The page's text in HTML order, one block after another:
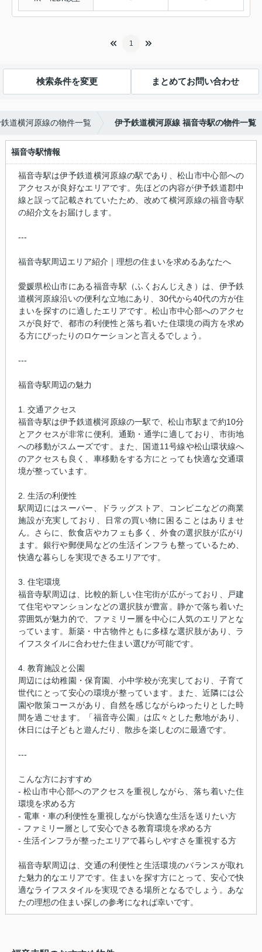
1
検索条件を変更 まとめてお問い合わせ
道横河原線の物件一覧 伊予鉄道横河原線 福音寺駅の物件一覧
福音寺駅情報
福音寺駅は伊予鉄道横河原線の駅であり、松山市中心部への
アクセスが良好なエリアです。先ほどの内容が伊予鉄道郡中
線と誤って記載されていたため、改めて横河原線の福音寺駅
の紹介文をお届けします。
---
福音寺駅周辺エリア紹介｜理想の住まいを求めるあなたへ
愛媛県松山市にある福音寺駅（ふくおんじえき）は、伊予鉄
道横河原線沿いの便利な立地にあり、30代から40代の方が住
まいを探すのに適したエリアです。松山市中心部へのアクセ
スが良好で、都市の利便性と落ち着いた住環境の両方を求め
る方にぴったりのロケーションと言えるでしょう。
---
福音寺駅周辺の魅力
1. 交通アクセス
福音寺駅は伊予鉄道横河原線の一駅で、松山市駅まで約10分
とアクセスが非常に便利。通勤・通学に適しており、市街地
への移動がスムーズです。また、国道11号線や松山環状線へ
のアクセスも良く、車移動をする方にとっても快適な交通環
境が整っています。
2. 生活の利便性
駅周辺にはスーパー、ドラッグストア、コンビニなどの商業
施設が充実しており、日常の買い物に困ることはありませ
ん。さらに、飲食店やカフェも多く、外食の選択肢が広がり
ます。銀行や郵便局などの生活インフラも整っているため、
快適な暮らしを実現できるエリアです。
3. 住宅環境
福音寺駅周辺は、比較的新しい住宅街が広がっており、戸建
て住宅やマンションなどの選択肢が豊富。静かで落ち着いた
雰囲気が魅力的で、ファミリー層を中心に人気のエリアとな
っています。新築・中古物件ともに多様な選択肢があり、ラ
イフスタイルに合わせた住まい選びが可能です。
4. 教育施設と公園
周辺には幼稚園・保育園、小中学校が充実しており、子育て
世代にとって安心の環境が整っています。また、近隣には公
園や散策コースがあり、自然を感じながらゆったりとした時
間を過ごせます。「福音寺公園」は広々とした敷地があり、
休日には子どもと遊んだり、散歩を楽しむのに最適です。
---
こんな方におすすめ
- 松山市中心部へのアクセスを重視しながら、落ち着いた住
環境を求める方
- 電車・車の利便性を重視しながら快適な生活を送りたい方
- ファミリー層として安心できる教育環境を求める方
- 生活インフラが整ったエリアで暮らしやすさを重視する方
福音寺駅周辺は、交通の利便性と生活環境のバランスが取れ
た魅力的なエリアです。住まいを探す方にとって、安心で快
適なライフスタイルを実現できる場所となるでしょう。あな
たの理想の住まい探しの参考になれば幸いです。